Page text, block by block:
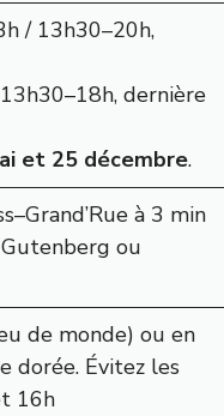
/ 13h30–20h,
dernière
et 25 décembre.
à 3 min
Gutenberg ou
de monde) ou en
dorée. Évitez les
16h